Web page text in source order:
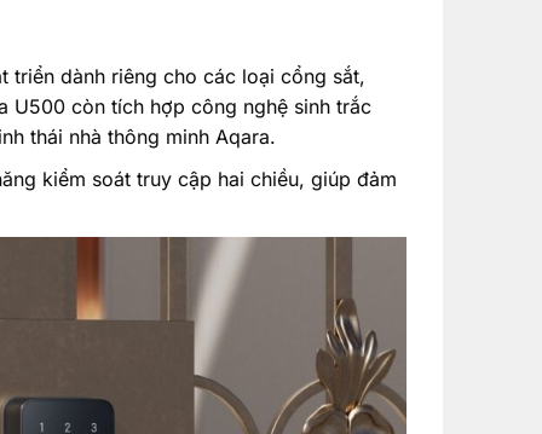
dành riêng cho các loại cổng sắt,
U500 còn tích hợp công nghệ sinh trắc
thái nhà thông minh Aqara.
kiểm soát truy cập hai chiều, giúp đảm